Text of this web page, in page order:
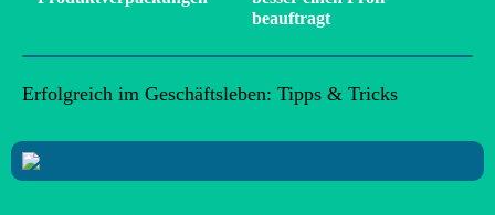
beauftragt
Erfolgreich im Geschäftsleben: Tipps & Tricks